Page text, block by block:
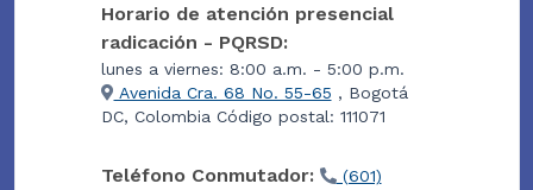
Horario de atención presencial
radicación - PQRSD:
lunes a viernes: 8:00 a.m. - 5:00 p.m.
Avenida Cra. 68 No. 55-65 , Bogotá
DC, Colombia Código postal: 111071
Teléfono Conmutador:
(601)